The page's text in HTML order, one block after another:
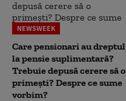
NEWSWEEK
Care pensionari au dreptul
la pensie suplimentară?
Trebuie depusă cerere să o
primești? Despre ce sume
vorbim?